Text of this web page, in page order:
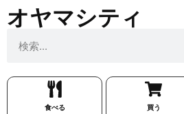
オヤマシティ
食べる 買う